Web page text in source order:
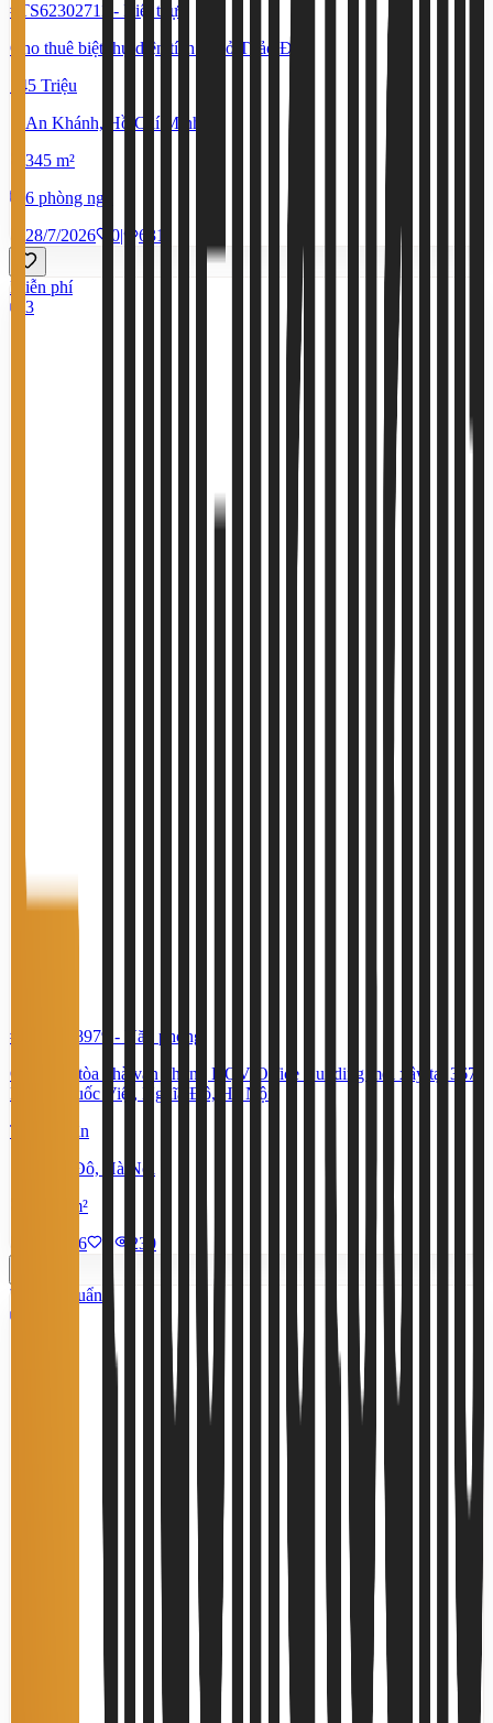
#TS62302711 - Biệt thự
Cho thuê biệt thự diện tích lớn ở Thảo Điền
145 Triệu
An Khánh, Hồ Chí Minh
345 m²
6 phòng ngủ
28/7/2026
0| 631
Miễn phí
3
#TS10928979 -
Văn phòng
Cho thuê tòa nhà văn phòng HQV Office Building mới xây tại 367
Hoàng Quốc Việt, Nghĩa Đô, Hà Nội
Thỏa thuận
Nghĩa Đô, Hà Nội
1.000 m²
3/8/2026
230
Tiêu chuẩn